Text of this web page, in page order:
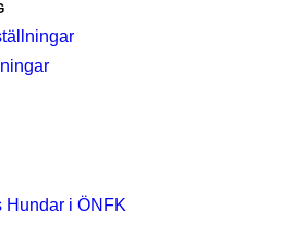
Hundar i ÖNFK